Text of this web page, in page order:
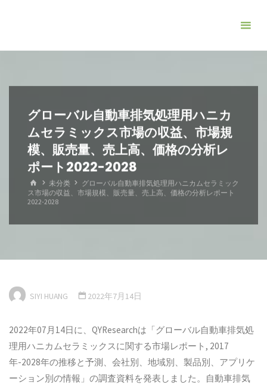
グローバル自動車排気処理用ハニカ
ムセラミックス市場の収益、市場規
模、販売量、売上高、価格の分析レ
ポート2022-2028
ホ
ー
ム
未分类
グローバル自動車排気処理用ハニカムセラミック
ス市場の収益、市場規模、販売量、売上高、価格の分析レポート
2022-2028
SIYI HUANG 2022年7月14日
2022年07月14日に、QYResearchは「グローバル自動車排気処
理用ハニカムセラミックスに関する市場レポート, 2017
年-2028年の推移と予測、会社別、地域別、製品別、アプリケ
ーション別の情報」の調査資料を発表しました。自動車排気